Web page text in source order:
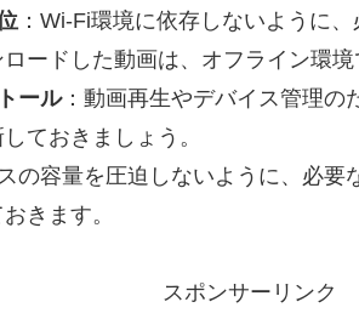
：Wi-Fi環境に依存しないように
ードした動画は、オフライン環境
ール：動画再生やデバイス管理の
ておきましょう。
の容量を圧迫しないように、必
きます。
スポンサーリンク